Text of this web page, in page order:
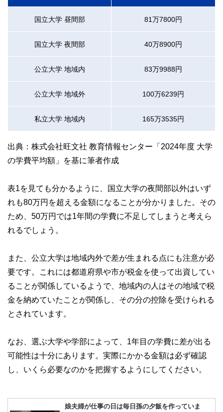
国立大学 昼間部 81万7800円
国立大学 夜間部 40万8900円
公立大学 地域内 83万9988円
公立大学 地域外 100万6239円
私立大学 地域内 165万3535円
出典：株式会社旺文社 教育情報センター「2024年度 大学
の学費平均額」を基に筆者作成
表1を見ても分かるように、国立大学の夜間部以外はいず
れも80万円を超える金額になることが分かりました。その
ため、50万円では1年間の学費に不足してしまうと考えら
れるでしょう。
また、公立大学は地域内外で差が生まれる点にも注意が必
要です。これには都道府県や市が税金を使って出資してい
ることが関係しているようで、地域内の人はその地域で税
金を納めていたことが関係し、その分の控除を受けられる
とされています。
なお、選ぶ大学や学部によって、1年目の学費に差が出る
可能性は十分にあります。実際にかかる金額は必ず確認
し、いくら必要なのかを把握するようにしてください。
娘夫婦が仕事の日は毎日孫の夕飯を作っていま